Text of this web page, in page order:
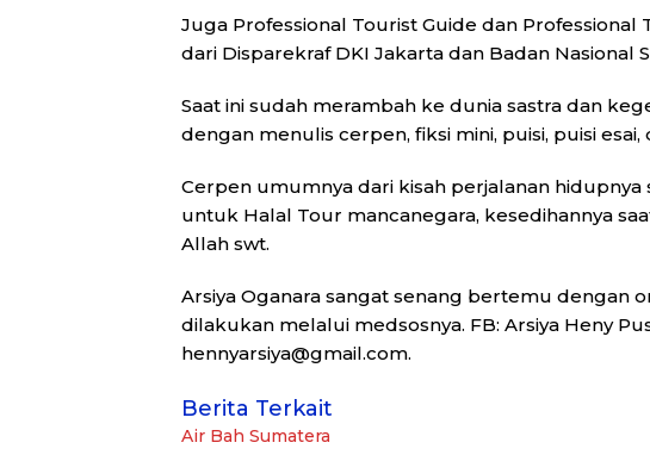
Juga Professional Tourist Guide dan Professional
dari Disparekraf DKI Jakarta dan Badan Nasional
Saat ini sudah merambah ke dunia sastra dan
dengan menulis cerpen, fiksi mini, puisi, puisi esai,
Cerpen umumnya dari kisah perjalanan
untuk Halal Tour mancanegara, kesedihannya
Allah swt.
Arsiya Oganara sangat senang bertemu dengan
dilakukan melalui medsosnya. FB: Arsiya Heny
hennyarsiya@gmail.com.
Berita Terkait
Air Bah Sumatera